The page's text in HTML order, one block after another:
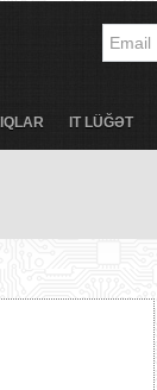
IT LÜĞƏT